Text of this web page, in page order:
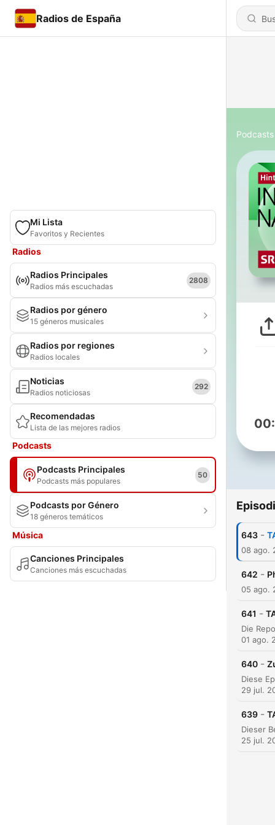
Radios de España
Mi Lista
Favoritos y Recientes
Radios
Radios Principales
Radios más escuchadas
2808
Radios por género
15 géneros musicales
Radios por regiones
Radios locales
Noticias
Radios noticiosas
292
Recomendadas
Lista de las mejores radios
Podcasts
Podcasts Principales
Podcasts más populares
50
Podcasts por Género
18 géneros temáticos
Música
Canciones Principales
Canciones más escuchadas
Podcasts
643 -
08 ago.
642 -
05 ago.
641 -
01 ago.
640 -
29 jul.
639 -
25 jul.